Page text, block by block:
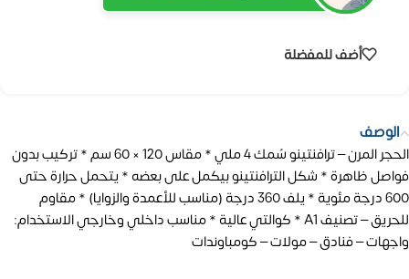
أضف للمفضلة
الوصف
الحجر المرن – ترافنتينو سُمك 4 ملي * مقاس 120 × 60 سم * تركيب بدون
فواصل ظاهرة * شكل الترافنتينو بيكمل على بعضه * يتحمل حرارة حتى
600 درجة مئوية * يلف 360 درجة (مناسب للأعمدة والزوايا) * مقاوم
للحريق – تصنيف A1 * كوالتي عالية * مناسب داخلي وخارجي الاستخدام:
واجهات – فنادق – مولات – كومباوندات